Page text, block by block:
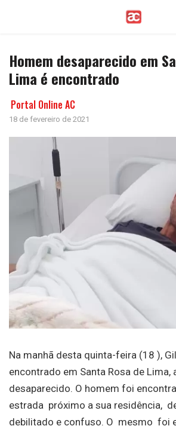
Homem desaparecido em
Lima é encontrado
Portal Online AC
18 de fevereiro de 2021
Na manhã desta quinta-feira (18 ),
encontrado em Santa Rosa de Lima,
desaparecido. O homem foi
estrada próximo a sua residência,
debilitado e confuso. O mesmo foi